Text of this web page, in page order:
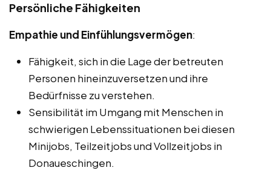
Persönliche Fähigkeiten
Empathie und Einfühlungsvermögen:
Fähigkeit, sich in die Lage der betreuten
Personen hineinzuversetzen und ihre
Bedürfnisse zu verstehen.
Sensibilität im Umgang mit Menschen in
schwierigen Lebenssituationen bei diesen
Minijobs, Teilzeitjobs und Vollzeitjobs in
Donaueschingen.